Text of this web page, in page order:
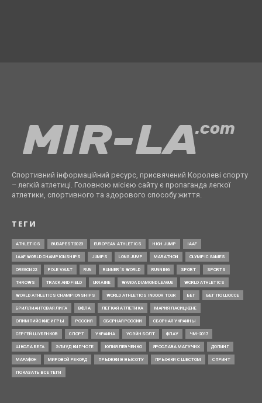
Спортивний інформаційний ресурс, присвячений Королеві спорту
– легкій атлетиці. Головною місією сайту є пропаганда легкої
атлетики, спортивного та здорового способу життя.
ТЕГИ
ATHLETICS BUDAPEST2023 EUROPEAN ATHLETICS HIGH JUMP IAAF
IAAF WORLD CHAMPIONSHIPS JUMPS LONG JUMP MARATHON OLYMPIC GAMES
OREGON22 POLE VAULT RUN RUNNER’S WORLD RUNNING SPORT SPORTS
THROWS TRACK AND FIELD UKRAINE WANDA DIAMOND LEAGUE WORLD ATHLETICS
WORLD ATHLETICS CHAMPIONSHIPS WORLD ATHLETICS INDOOR TOUR БЕГ БЕГ ПО ШОССЕ
БРИЛЛИАНТОВАЯ ЛИГА ВФЛА ЛЕГКАЯ АТЛЕТИКА МАРИЯ ЛАСИЦКЕНЕ
ОЛИМПИЙСКИЕ ИГРЫ РОССИЯ СБОРНАЯ РОССИИ СБОРНАЯ УКРАИНЫ
СЕРГЕЙ ШУБЕНКОВ СПОРТ УКРАИНА УСЭЙН БОЛТ ФЛАУ ЧМ-2017
ШКОЛА БЕГА ЭЛИУД КИПЧОГЕ ЮЛИЯ ЛЕВЧЕНКО ЯРОСЛАВА МАГУЧИХ ДОПИНГ
МАРАФОН МИРОВОЙ РЕКОРД ПРЫЖКИ В ВЫСОТУ ПРЫЖКИ С ШЕСТОМ СПРИНТ
ПОКАЗАТЬ ВСЕ ТЕГИ